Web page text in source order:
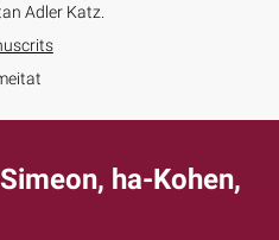
Adler Katz.
ha-Kohen,